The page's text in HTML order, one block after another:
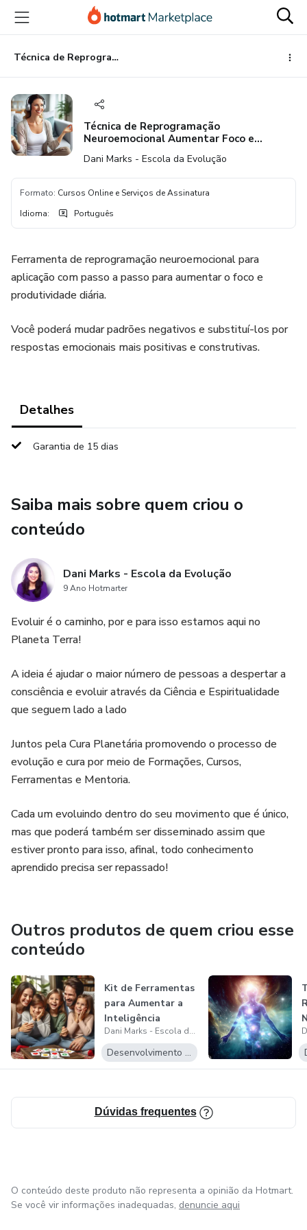
para
conteúdo
principal
para
pagamento
para
rodapé
Técnica de Reprogramação Neuroemocional Aumentar Foco e Produtividade
Técnica de Reprogramação
Neuroemocional Aumentar Foco e
Dani Marks - Escola da Evolução
Formato: Cursos Online e Serviços de Assinatura
Idioma: Português
Ferramenta de reprogramação neuroemocional para
aplicação com passo a passo para aumentar o foco e
produtividade diária.
Você poderá mudar padrões negativos e substituí-los por
respostas emocionais mais positivas e construtivas.
Detalhes
Garantia de 15 dias
Saiba mais sobre quem criou o
conteúdo
Dani Marks - Escola da Evolução
9 Ano Hotmarter
Evoluir é o caminho, por e para isso estamos aqui no
Planeta Terra!
A ideia é ajudar o maior número de pessoas a despertar a
consciência e evoluir através da Ciência e Espiritualidade
que seguem lado a lado
Juntos pela Cura Planetária promovendo o processo de
evolução e cura por meio de Formações, Cursos,
Ferramentas e Mentoria.
Cada um evoluindo dentro do seu movimento que é único,
mas que poderá também ser disseminado assim que
estiver pronto para isso, afinal, todo conhecimento
aprendido precisa ser repassado!
Outros produtos de quem criou esse
conteúdo
Kit de Ferramentas
para Aumentar a
Inteligência
Emocional do...
Dani Marks - Escola da Evolução
Desenvolvimento Pessoal
Dúvidas frequentes
O conteúdo deste produto não representa a opinião da Hotmart.
Se você vir informações inadequadas, denuncie aqui